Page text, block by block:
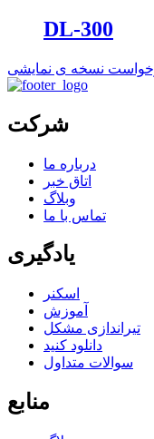
DL-300
نسخه ی نمایشی
شرکت
درباره ما
اتاق خبر
وبلاگ
تماس با ما
یادگیری
اسکنر
آموزش
تیراندازی مشکل
دانلود کنید
سوالات متداول
منابع